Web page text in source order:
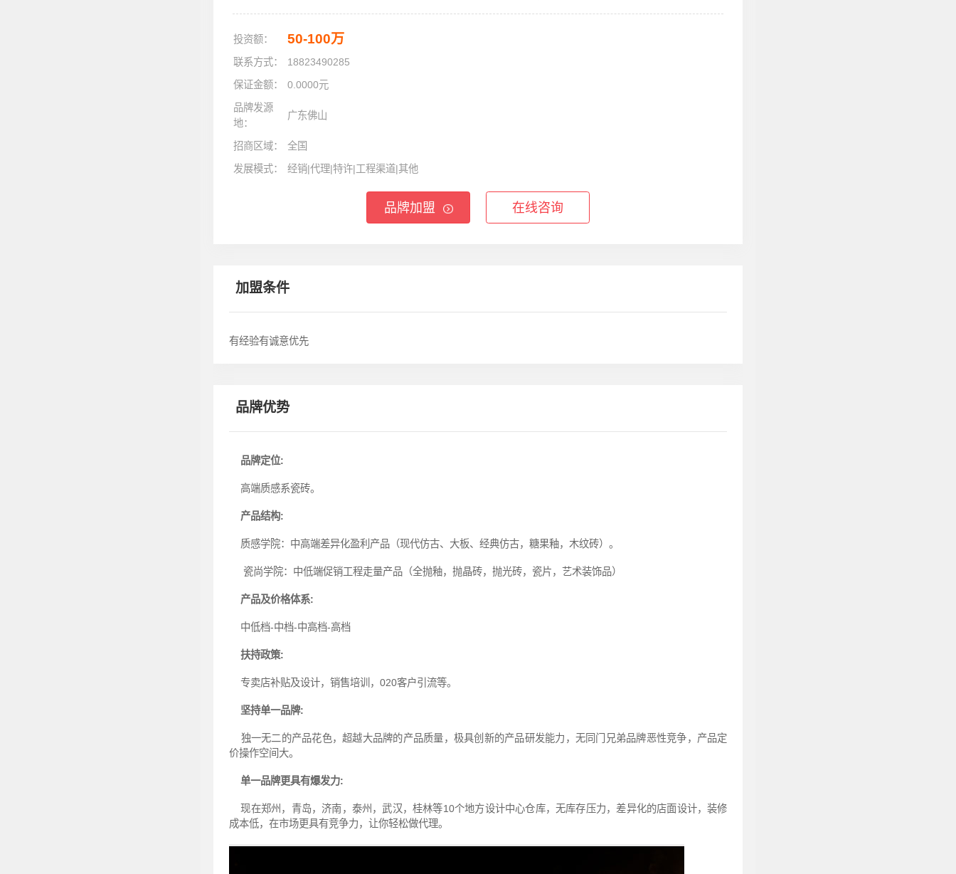
投资额： 50-100万
联系方式：
18823490285
保证金额：
0.0000元
品牌发源
地：
广东佛山
招商区域：
全国
发展模式：
经销|代理|特许|工程渠道|其他
品牌加盟 在线咨询
加盟条件
有经验有诚意优先
品牌优势
品牌定位:
高端质感系瓷砖。
产品结构:
质感学院：中高端差异化盈利产品（现代仿古、大板、经典仿古，糖果釉，木纹砖）。
瓷尚学院：中低端促销工程走量产品（全抛釉，抛晶砖，抛光砖，瓷片，艺术装饰品）
产品及价格体系:
中低档-中档-中高档-高档
扶持政策:
专卖店补贴及设计，销售培训，020客户引流等。
坚持单一品牌:
独一无二的产品花色，超越大品牌的产品质量，极具创新的产品研发能力，无同门兄弟品牌恶性竞争，产品定
价操作空间大。
单一品牌更具有爆发力:
现在郑州，青岛，济南，泰州，武汉，桂林等10个地方设计中心仓库，无库存压力，差异化的店面设计，装修
成本低，在市场更具有竞争力，让你轻松做代理。